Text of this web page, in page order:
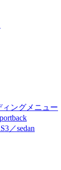
ィングメニュー
／sedan